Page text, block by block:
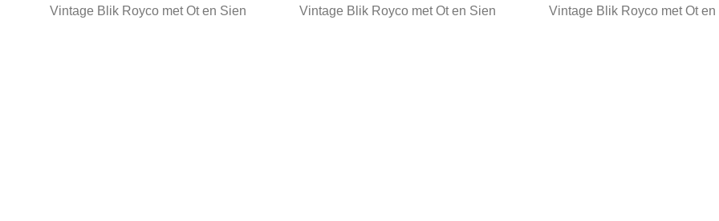
Vintage Blik Royco met Ot en Sien Vintage Blik Royco met Ot en Sien Vintage Blik Royco met Ot en